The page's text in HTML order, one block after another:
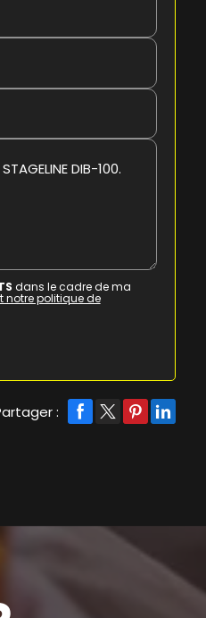
dans le cadre de ma
notre politique de
: